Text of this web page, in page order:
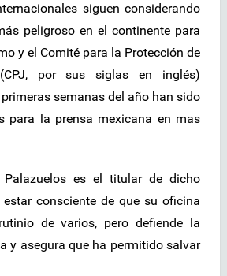
siguen considerando
peligroso en el continente para
y el Comité para la Protección de
por sus siglas en inglés)
semanas del año han sido
para la prensa mexicana en mas
Palazuelos es el titular de dicho
consciente de que su oficina
de varios, pero defiende la
y asegura que ha permitido salvar